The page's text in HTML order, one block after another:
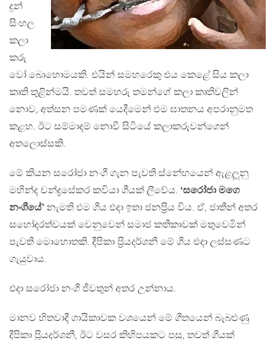
දුන්
සිංහල
කලා
කරු
වෝ බොහොමයකි. එයින් සමහරෙකු එය කෙළේ සිය කලා
කෘති තුළින්මයි. තවත් සමහරු තමන්ගේ කලා කෘතිවලින්
නොව, අත්සන පමණක් යෙදීමෙන් එම ඝාතනය අපරානුමත
කළහ. ඊට සම්මාදම් නොවී සිටියේ කලාකරුවන්ගෙන්
අතලොස්සකි.
මේ කියන සරෝජා නංගී ගැන පැවති ස්නේහයෙන් ඇළලූනු
මහින්ද චන්ද්‍රසේකර කවියා ගීයක් ලීවේය. ‘සරෝජා මගෙ
නංගීයේ’ නැමති එම ගීය එදා ඉතා ජනප‍්‍රිය විය. ඒ, ජාතීන් අතර
සහෝදරත්වයක් වෙනුවෙන් සමාජ කතිකාවක් මතුවෙමින්
පැවති මොහොතකි. දීපිකා ප‍්‍රියදර්ශනී මේ ගීය එදා ලස්සණට
ගැයුවාය.
එදා සරෝජා නංගී ජීවතුන් අතර උන්නාය.
මානව හිතවාදී ගායිකාවක වශයෙන් මේ ගීතයෙන් බැබළුණු
දීපිකා ප‍්‍රියදර්ශනී, ඊට වසර කිහිපයකට පසු, තවත් ගීයක්